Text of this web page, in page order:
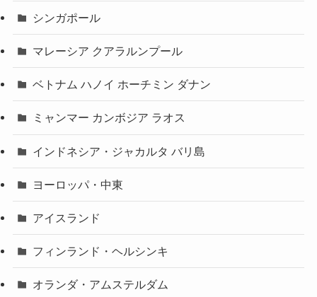
シンガポール
マレーシア クアラルンプール
ベトナム ハノイ ホーチミン ダナン
ミャンマー カンボジア ラオス
インドネシア・ジャカルタ バリ島
ヨーロッパ・中東
アイスランド
フィンランド・ヘルシンキ
オランダ・アムステルダム